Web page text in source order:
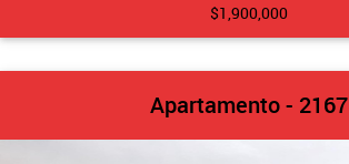
$1,900,000
Apartamento - 2167